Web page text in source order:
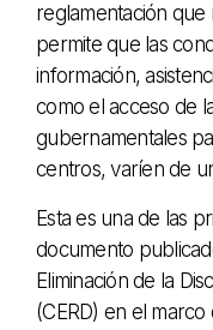
reglamentación
permite que las
información,
como el acceso de
gubernamentales
centros, varíen de
Esta es una de las
documento
Eliminación de la
(CERD) en el